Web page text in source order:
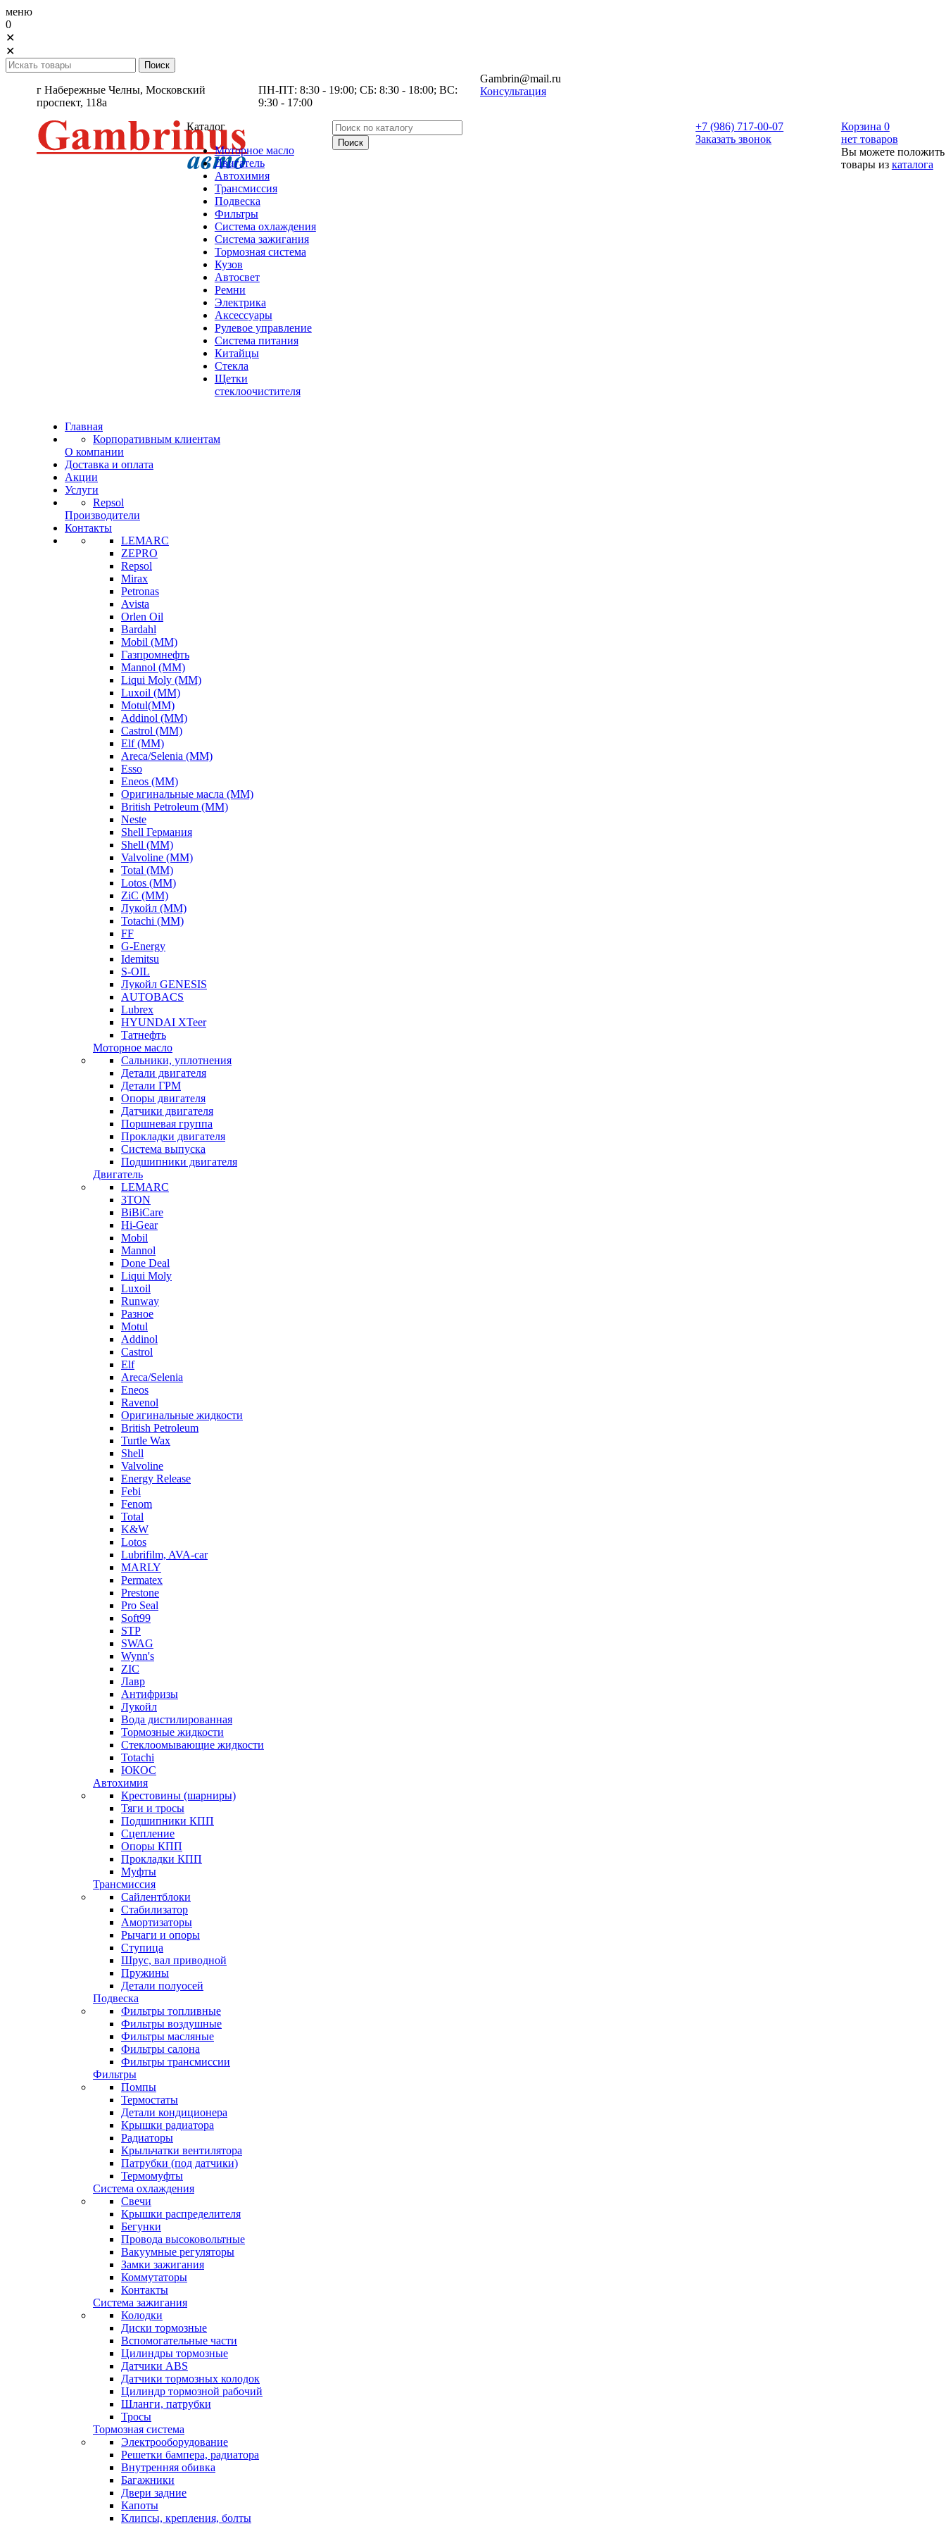
меню
0
✕
✕
г Набережные Челны, Московский
проспект, 118а
ПН-ПТ: 8:30 - 19:00; СБ: 8:30 - 18:00; ВС:
9:30 - 17:00
Gambrin@mail.ru
Консультация
Каталог
Моторное масло
Двигатель
Автохимия
Трансмиссия
Подвеска
Фильтры
Система охлаждения
Система зажигания
Тормозная система
Кузов
Автосвет
Ремни
Электрика
Аксессуары
Рулевое управление
Система питания
Китайцы
Стекла
Щетки
стеклоочистителя
+7 (986) 717-00-07
Заказать звонок
Корзина 0
нет товаров
Вы можете положить
товары из каталога
Главная
Корпоративным клиентам
О компании
Доставка и оплата
Акции
Услуги
Repsol
Производители
Контакты
LEMARC
ZEPRO
Repsol
Mirax
Petronas
Avista
Orlen Oil
Bardahl
Mobil (ММ)
Газпромнефть
Mannol (ММ)
Liqui Moly (ММ)
Luxoil (ММ)
Motul(ММ)
Addinol (ММ)
Castrol (ММ)
Elf (ММ)
Areca/Selenia (ММ)
Esso
Eneos (ММ)
Оригинальные масла (ММ)
British Petroleum (ММ)
Neste
Shell Германия
Shell (ММ)
Valvoline (ММ)
Total (ММ)
Lotos (ММ)
ZiC (ММ)
Лукойл (ММ)
Totachi (MM)
FF
G-Energy
Idemitsu
S-OIL
Лукойл GENESIS
AUTOBACS
Lubrex
HYUNDAI XTeer
Татнефть
Моторное масло
Сальники, уплотнения
Детали двигателя
Детали ГРМ
Опоры двигателя
Датчики двигателя
Поршневая группа
Прокладки двигателя
Система выпуска
Подшипники двигателя
Двигатель
LEMARC
3TON
BiBiCare
Hi-Gear
Mobil
Mannol
Done Deal
Liqui Moly
Luxoil
Runway
Разное
Motul
Addinol
Castrol
Elf
Areca/Selenia
Eneos
Ravenol
Оригинальные жидкости
British Petroleum
Turtle Wax
Shell
Valvoline
Energy Release
Febi
Fenom
Total
K&W
Lotos
Lubrifilm, AVA-car
MARLY
Permatex
Prestone
Pro Seal
Soft99
STP
SWAG
Wynn's
ZIC
Лавр
Антифризы
Лукойл
Вода дистилированная
Тормозные жидкости
Стеклоомывающие жидкости
Totachi
ЮКОС
Автохимия
Крестовины (шарниры)
Тяги и тросы
Подшипники КПП
Сцепление
Опоры КПП
Прокладки КПП
Муфты
Трансмиссия
Сайлентблоки
Стабилизатор
Амортизаторы
Рычаги и опоры
Ступица
Шрус, вал приводной
Пружины
Детали полуосей
Подвеска
Фильтры топливные
Фильтры воздушные
Фильтры масляные
Фильтры салона
Фильтры трансмиссии
Фильтры
Помпы
Термостаты
Детали кондиционера
Крышки радиатора
Радиаторы
Крыльчатки вентилятора
Патрубки (под датчики)
Термомуфты
Система охлаждения
Свечи
Крышки распределителя
Бегунки
Провода высоковольтные
Вакуумные регуляторы
Замки зажигания
Коммутаторы
Контакты
Система зажигания
Колодки
Диски тормозные
Вспомогательные части
Цилиндры тормозные
Датчики ABS
Датчики тормозных колодок
Цилиндр тормозной рабочий
Шланги, патрубки
Тросы
Тормозная система
Электрооборудование
Решетки бампера, радиатора
Внутренняя обивка
Багажники
Двери задние
Капоты
Клипсы, крепления, болты